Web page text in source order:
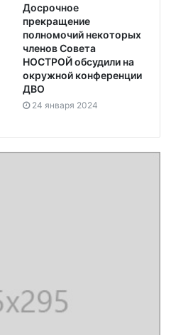
Досрочное
прекращение
полномочий некоторых
членов Совета
НОСТРОЙ обсудили на
окружной конференции
ДВО
24 января 2024